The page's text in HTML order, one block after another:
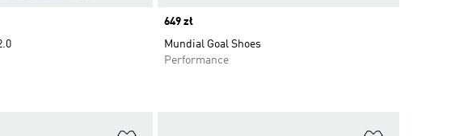
Price
649 zł
Mundial Goal Shoes
Performance